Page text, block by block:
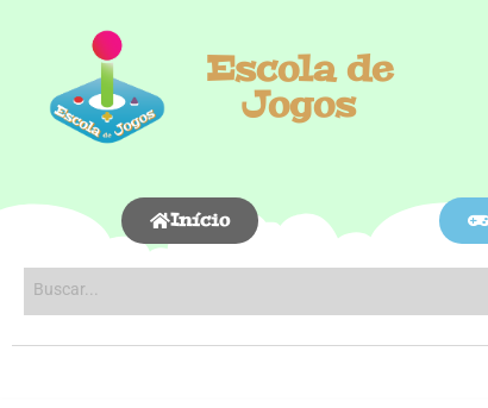
Escola de
Jogos
Início